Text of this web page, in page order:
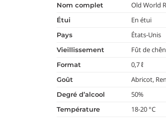
nom complet Old World
étui En étui
pays États-Unis
vieillissement Fût de
format 0,7 ℓ
goût Abricot,
degré d’alcool 50%
température 18-20 °C